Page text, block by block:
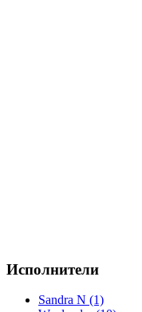
Исполнители
Sandra N (1)